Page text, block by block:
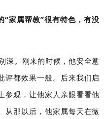
“家属帮教”很有特色，有没
深。刚来的时候，他安全意
评都效果一般。后来我们启
参观，让他家人亲眼看看他
从那以后，他家属每天在微